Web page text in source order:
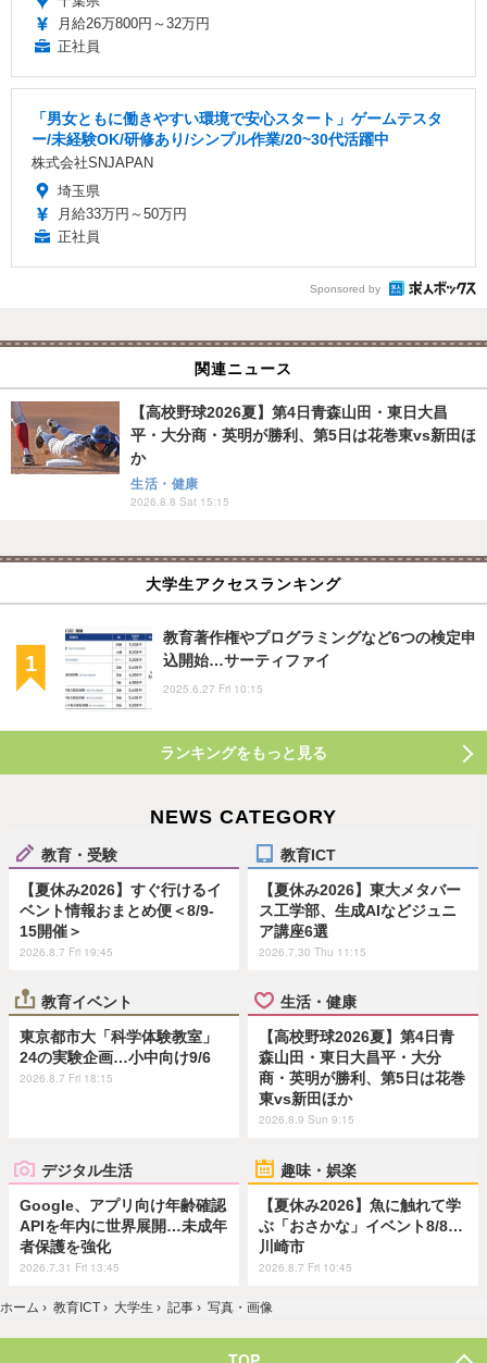
月給26万800円～32万円
正社員
「男女ともに働きやすい環境で安心スタート」ゲームテスタ
ー/未経験OK/研修あり/シンプル作業/20~30代活躍中
株式会社SNJAPAN
埼玉県
月給33万円～50万円
正社員
Sponsored by
関連ニュース
【高校野球2026夏】第4日青森山田・東日大昌
平・大分商・英明が勝利、第5日は花巻東vs新田ほ
か
生活・健康
2026.8.8 Sat 15:15
大学生アクセスランキング
教育著作権やプログラミングなど6つの検定申
込開始…サーティファイ
2025.6.27 Fri 10:15
ランキングをもっと見る
NEWS CATEGORY
教育・受験
【夏休み2026】すぐ行けるイ
ベント情報おまとめ便＜8/9-
15開催＞
2026.8.7 Fri 19:45
教育ICT
【夏休み2026】東大メタバー
ス工学部、生成AIなどジュニ
ア講座6選
2026.7.30 Thu 11:15
教育イベント
東京都市大「科学体験教室」
24の実験企画…小中向け9/6
2026.8.7 Fri 18:15
生活・健康
【高校野球2026夏】第4日青
森山田・東日大昌平・大分
商・英明が勝利、第5日は花巻
東vs新田ほか
2026.8.9 Sun 9:15
デジタル生活
Google、アプリ向け年齢確認
APIを年内に世界展開…未成年
者保護を強化
2026.7.31 Fri 13:45
趣味・娯楽
【夏休み2026】魚に触れて学
ぶ「おさかな」イベント8/8…
川崎市
2026.8.7 Fri 10:45
ホーム › 教育ICT › 大学生 › 記事 › 写真・画像